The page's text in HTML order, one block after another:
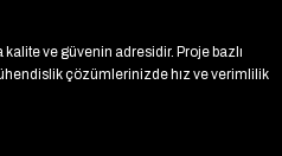
ve güvenin adresidir. Proje bazlı
çözümlerinizde hız ve verimlilik